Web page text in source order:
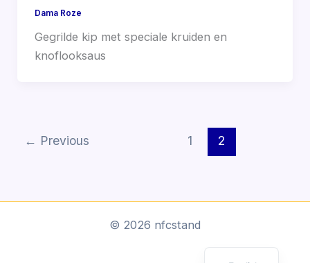
Dama Roze
Gegrilde kip met speciale kruiden en
knoflooksaus
← Previous 1 2
© 2026 nfcstand